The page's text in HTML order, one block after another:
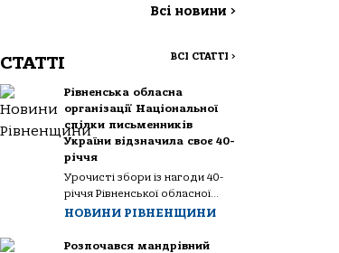
Всі новини >
СТАТТІ ВСІ СТАТТІ >
Рівненська обласна
організації Національної
спілки письменників
України відзначила своє 40-
річчя
Урочисті збори із нагоди 40-
річчя Рівненської обласної...
НОВИНИ РІВНЕНЩИНИ
Розпочався мандрівний